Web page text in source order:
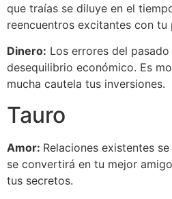
que traías se diluye en el
reencuentros excitantes con tu
Dinero: Los errores del
desequilibrio económico. Es
mucha cautela tus inversiones.
Tauro
Amor: Relaciones existentes
se convertirá en tu mejor
tus secretos.